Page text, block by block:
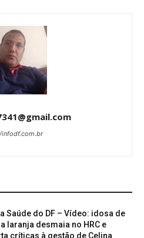
Saúde do DF – Vídeo: idosa de
laranja desmaia no HRC e
críticas à gestão de Celina